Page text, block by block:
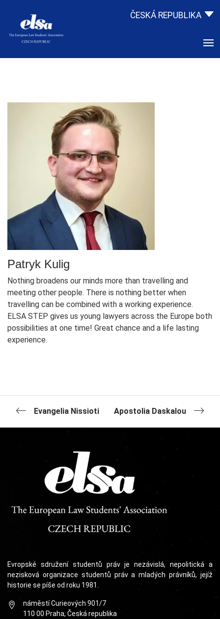
ČESKÁ REPUBLIKA
Patryk Kulig
Nothing broadens our minds more than travelling and
meeting other people. There is nothing better when
travelling can be combined with a working experience.
ELSA STEP gives us young lawyers across the Europe both
possibilities at one time! Great chance and a life lasting
experience.
Evangelia Nissioti Apostolia Daskalou
Evropské sdružení studentů práv je nezávislá, nepolitická a
nezisková organizace studentů práv a mladých právníků, jejíž
historie se píše od roku 1981.
náměstí Curieových 901/7
110 00 Praha, Česká republika